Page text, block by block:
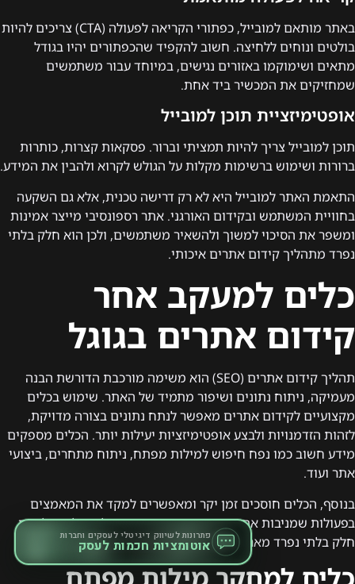
באתר מותאם למובייל, כפתורי הקריאה לפעולה (CTA) צריכים להיות
בולטים ונוחים ללחיצה. חשוב להקפיד שהכפתורים יהיו בגודל
מתאים ושימוקמו באזורים נגישים, במיוחד עבור משתמשים
שמחזיקים את המכשיר ביד אחת.
אופטימיזציית תוכן למובייל
תוכן למובייל צריך להיות תמציתי וברור. פסקאות קצרות, כותרות
ברורות ושימוש ברשימות מקלות על הגולש לקרוא ולהבין את המידע.
התאמת האתר למובייל היא לא רק דרישה טכנית, אלא גם השקעה
בחוויית המשתמש ובקידום האורגני. אתר רספונסיבי מייצר אמינות
ומשפר את הסיכוי למשוך ולהשאיר משתמשים, ולכן הוא חלק בלתי
נפרד מתהליך קידום אתרים איכותי.
כלים למעקב אחר
קידום אתרים בגוגל
תהליך קידום אתרים (SEO) הוא משימה מורכבת הדורשת הבנה
מעמיקה, ניתוח נתונים ושיפור מתמיד של האתר. שימוש בכלים
מקצועיים לקידום אתרים מאפשר לנתח נתונים בצורה מדויקת,
לזהות הזדמנויות ולבצע אופטימיזציות יעילות יותר. הכלים מספקים
מידע חשוב כמו נפח חיפוש למילות מפתח, ניתוח מתחרים, ביצועי
אתר ועוד.
בנוסף, הכלים חוסכים זמן יקר ומאפשרים למקד את המאמצים
בפעולות שמניבות את התוצאות הטובות ביותר. לכן, כלים אלו הם
חלק בלתי נפרד מארגז הכלים של כל מקדם אתרים מקצועי.
כלים למחקר מילות מפתח
פתרונות לשיווק דיגיטלי לעסקים וחברות
קידום אתרים ב-AI